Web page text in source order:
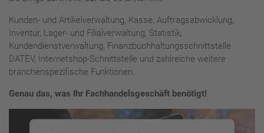
Kunden- und Artikelverwaltung, Kasse, Auftragsabwicklung,
Inventur, Lager- und Filialverwaltung, Statistik,
Kundendienstverwaltung, Finanzbuchhaltungsschnittstelle
DATEV, Internetshop-Schnittstelle und zahlreiche weitere
branchenspezifische Funktionen.
Genau das, was Ihr Fachhandelsgeschäft benötigt!